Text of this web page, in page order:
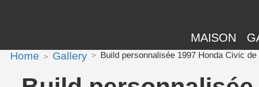
MAISON
Home Gallery Build personnalisée 1997 Honda Civic